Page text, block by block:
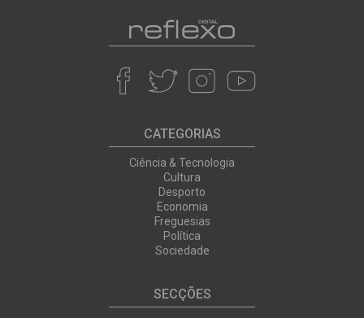
CATEGORIAS
Ciência & Tecnologia
Cultura
Desporto
Economia
Freguesias
Política
Sociedade
SECÇÕES